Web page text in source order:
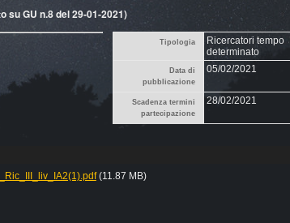
su GU n.8 del 29-01-2021)
Tipologia
Ricercatori tempo
determinato
Data di
pubblicazione
05/02/2021
Scadenza termini
partecipazione
28/02/2021
(11.87 MB)